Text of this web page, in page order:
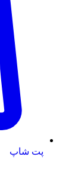
پت شاپ